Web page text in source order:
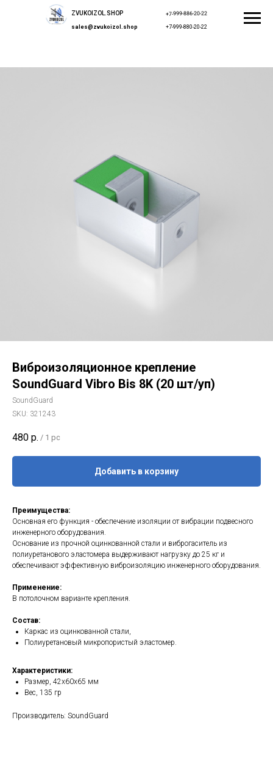
+7-999-880-20-22
+7-999-886-20-22
sales@zvukoizol.shop
ZVUKOIZOL.SHOP
Виброизоляционное крепление
SoundGuard Vibro Bis 8K (20 шт/уп)
SoundGuard
SKU: 321243
480 р. / 1 pc
Добавить в корзину
Преимущества:
Основная его функция - обеспечение изоляции от вибрации подвесного
инженерного оборудования.
Основание из прочной оцинкованной стали и виброгаситель из
полиуретанового эластомера выдерживают нагрузку до 25 кг и
обеспечивают эффективную виброизоляцию инженерного оборудования.
Применение:
В потолочном варианте крепления.
Состав:
Каркас из оцинкованной стали,
Полиуретановый микропористый эластомер.
Характеристики:
Размер, 42x60x65 мм
Вес, 135 гр
Производитель: SoundGuard